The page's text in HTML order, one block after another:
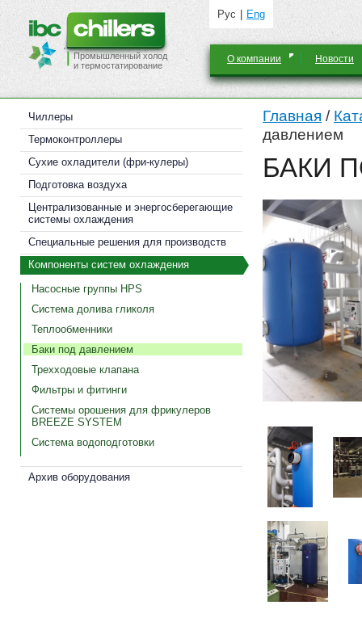
Промышленный холод
и термостатирование
Рус Eng
О компании Новости
Чиллеры
Термоконтроллеры
Cухие охладители (фри-кулеры)
Подготовка воздуха
Централизованные и энергосберегающие
системы охлаждения
Специальные решения для производств
Компоненты систем охлаждения
Насосные группы HPS
Система долива гликоля
Теплообменники
Баки под давлением
Трехходовые клапана
Фильтры и фитинги
Системы орошения для фрикулеров
BREEZE SYSTEM
Система водоподготовки
Архив оборудования
Главная /
давлением
БАКИ